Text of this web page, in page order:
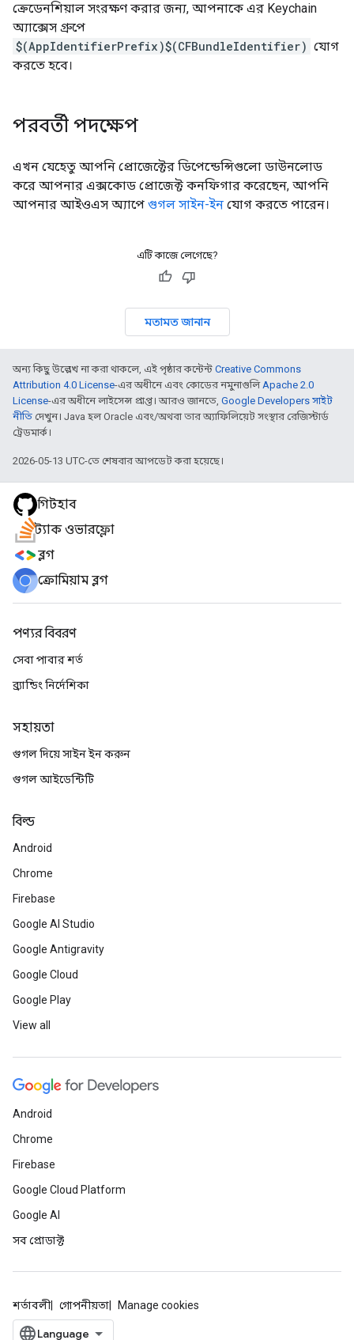
ক্রেডেনশিয়াল সংরক্ষণ করার জন্য, আপনাকে এর Keychain
অ্যাক্সেস গ্রুপে
$(AppIdentifierPrefix)$(CFBundleIdentifier) ​​যোগ
করতে হবে।
পরবর্তী পদক্ষেপ
এখন যেহেতু আপনি প্রোজেক্টের ডিপেন্ডেন্সিগুলো ডাউনলোড
করে আপনার এক্সকোড প্রোজেক্ট কনফিগার করেছেন, আপনি
আপনার আইওএস অ্যাপে গুগল সাইন-ইন যোগ করতে পারেন।
এটি কাজে লেগেছে?
মতামত জানান
অন্য কিছু উল্লেখ না করা থাকলে, এই পৃষ্ঠার কন্টেন্ট Creative Commons
Attribution 4.0 License-এর অধীনে এবং কোডের নমুনাগুলিApache 2.0
License-এর অধীনে লাইসেন্স প্রাপ্ত। আরও জানতে, Google Developers সাইট
নীতি দেখুন। Java হল Oracle এবং/অথবা তার অ্যাফিলিয়েট সংস্থার রেজিস্টার্ড
ট্রেডমার্ক।
2026-05-13 UTC-তে শেষবার আপডেট করা হয়েছে।
গিটহাব
স্ট্যাক ওভারফ্লো
ব্লগ
ক্রোমিয়াম ব্লগ
পণ্যর বিবরণ
সেবা পাবার শর্ত
ব্র্যান্ডিং নির্দেশিকা
সহায়তা
গুগল দিয়ে সাইন ইন করুন
গুগল আইডেন্টিটি
বিল্ড
Android
Chrome
Firebase
Google AI Studio
Google Antigravity
Google Cloud
Google Play
View all
Android
Chrome
Firebase
Google Cloud Platform
Google AI
সব প্রোডাক্ট
শর্তাবলী গোপনীয়তা Manage cookies